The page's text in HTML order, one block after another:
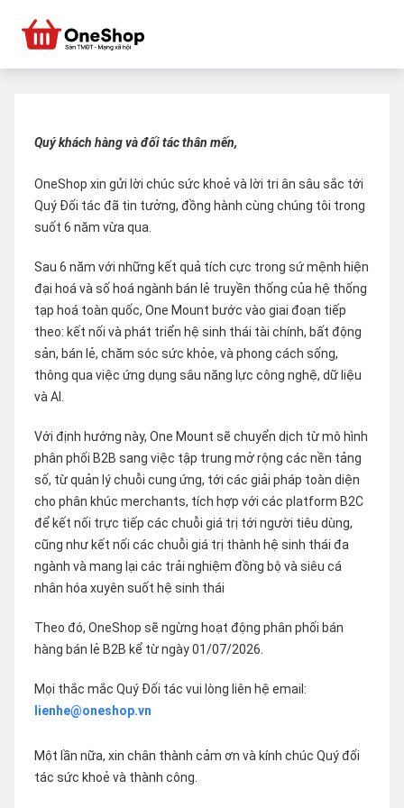
Quý khách hàng và đối tác thân mến,
OneShop xin gửi lời chúc sức khoẻ và lời tri ân sâu sắc tới
Quý Đối tác đã tin tưởng, đồng hành cùng chúng tôi trong
suốt 6 năm vừa qua.
Sau 6 năm với những kết quả tích cực trong sứ mệnh hiện
đại hoá và số hoá ngành bán lẻ truyền thống của hệ thống
tạp hoá toàn quốc, One Mount bước vào giai đoạn tiếp
theo: kết nối và phát triển hệ sinh thái tài chính, bất động
sản, bán lẻ, chăm sóc sức khỏe, và phong cách sống,
thông qua việc ứng dụng sâu năng lực công nghệ, dữ liệu
và AI.
Với định hướng này, One Mount sẽ chuyển dịch từ mô hình
phân phối B2B sang việc tập trung mở rộng các nền tảng
số, từ quản lý chuỗi cung ứng, tới các giải pháp toàn diện
cho phân khúc merchants, tích hợp với các platform B2C
để kết nối trực tiếp các chuỗi giá trị tới người tiêu dùng,
cũng như kết nối các chuỗi giá trị thành hệ sinh thái đa
ngành và mang lại các trải nghiệm đồng bộ và siêu cá
nhân hóa xuyên suốt hệ sinh thái
Theo đó, OneShop sẽ ngừng hoạt động phân phối bán
hàng bán lẻ B2B kể từ ngày 01/07/2026.
Mọi thắc mắc Quý Đối tác vui lòng liên hệ email:
lienhe@oneshop.vn
Một lần nữa, xin chân thành cảm ơn và kính chúc Quý đối
tác sức khoẻ và thành công.